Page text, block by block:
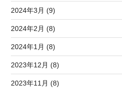
2024年3月 (9)
2024年2月 (8)
2024年1月 (8)
2023年12月 (8)
2023年11月 (8)